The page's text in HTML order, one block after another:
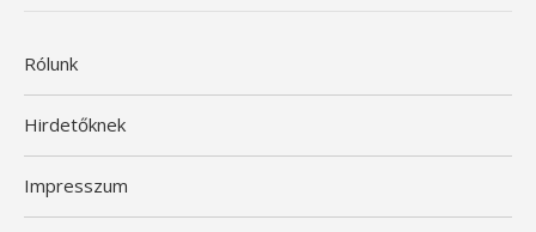
Rólunk
Hirdetőknek
Impresszum